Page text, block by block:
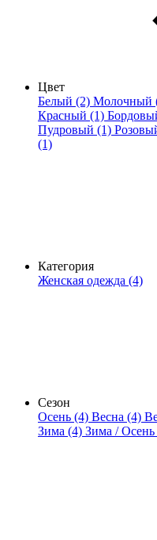
Цвет
Белый (2) Молочный
Красный (1)
Пудровый (1)
(1)
Категория
Женская одежда (4)
Сезон
Осень (4) Весна (4)
Зима (4) Зима / Осень